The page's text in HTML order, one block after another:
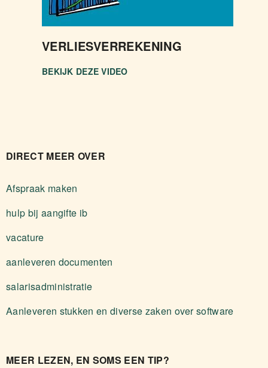
VERLIESVERREKENING
BEKIJK DEZE VIDEO
DIRECT MEER OVER
Afspraak maken
hulp bij aangifte ib
vacature
aanleveren documenten
salarisadministratie
Aanleveren stukken en diverse zaken over software
MEER LEZEN, EN SOMS EEN TIP?